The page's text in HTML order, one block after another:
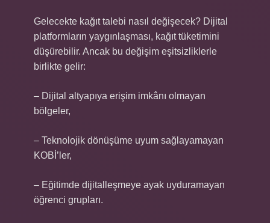
Gelecekte kağıt talebi nasıl değişecek? Dijital
platformların yaygınlaşması, kağıt tüketimini
düşürebilir. Ancak bu değişim eşitsizliklerle
birlikte gelir:
– Dijital altyapıya erişim imkânı olmayan
bölgeler,
– Teknolojik dönüşüme uyum sağlayamayan
KOBİ’ler,
– Eğitimde dijitalleşmeye ayak uyduramayan
öğrenci grupları.